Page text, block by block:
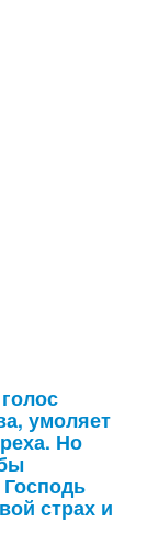
умоляет
Но
страх и